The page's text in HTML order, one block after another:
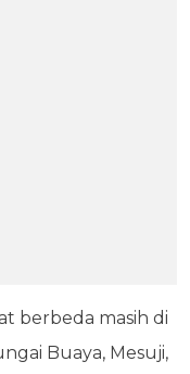
berbeda masih di
Buaya, Mesuji,